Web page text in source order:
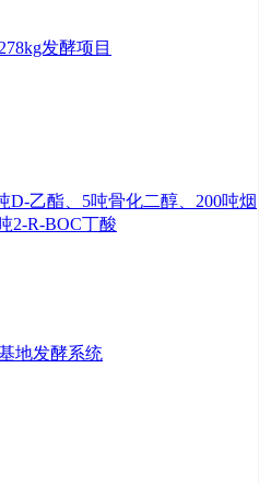
发酵项目
D-乙酯、5吨骨化二醇、200吨烟
2-R-BOC丁酸
地发酵系统